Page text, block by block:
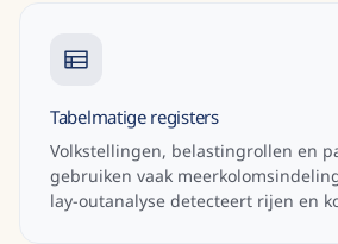
Tabelmatige registers
Volkstellingen, belastingrollen en
gebruiken vaak
lay-outanalyse detecteert rijen en